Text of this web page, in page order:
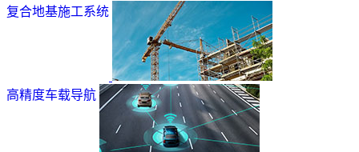
复合地基施工系统
高精度车载导航